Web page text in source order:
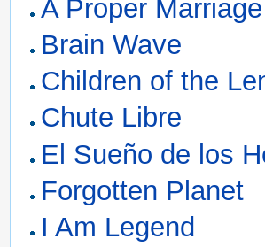
A Proper Marriage
Brain Wave
Children of the
Chute Libre
El Sueño de los
Forgotten Planet
I Am Legend